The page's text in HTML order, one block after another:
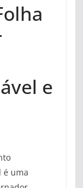
e
é uma